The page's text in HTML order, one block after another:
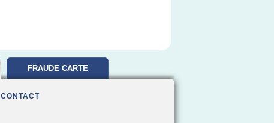
FRAUDE CARTE
CONTACT